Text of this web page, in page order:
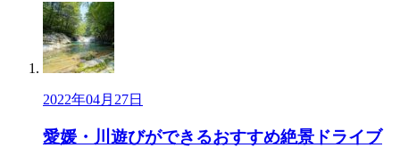
2022年04月27日
愛媛・川遊びができるおすすめ絶景ドライブ